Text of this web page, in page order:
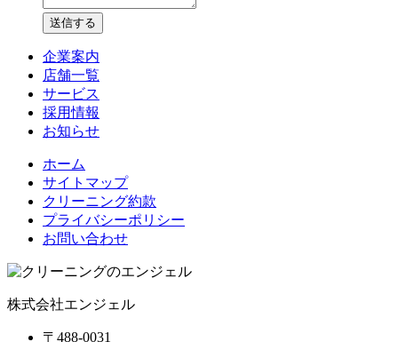
送信する
企業案内
店舗一覧
サービス
採用情報
お知らせ
ホーム
サイトマップ
クリーニング約款
プライバシーポリシー
お問い合わせ
株式会社エンジェル
〒488-0031